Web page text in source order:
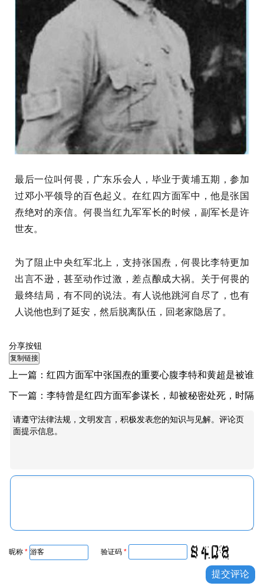
最后一位叫何畏，广东乐会人，毕业于黄埔五期，参加
过邓小平领导的百色起义。在红四方面军中，他是张国
焘绝对的亲信。何畏当红九军军长的时候，副军长是许
世友。
为了阻止中央红军北上，支持张国焘，何畏比李特更加
出言不逊，甚至动作过激，差点酿成大祸。关于何畏的
最终结局，有不同的说法。有人说他跳河自尽了，也有
人说他也到了延安，然后脱离队伍，回老家隐居了。
分享按钮
上一篇： 红四方面军中张国焘的重要心腹李特和黄超是被谁
处决的？
下一篇： 李特曾是红四方面军参谋长，却被秘密处死，时隔
58年后被平反
请遵守法律法规，文明发言，积极发表您的知识与见解。评论页
面提示信息。
昵称 * 验证码 *